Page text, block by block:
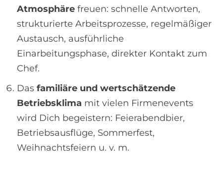
Atmosphäre freuen: schnelle Antworten,
strukturierte Arbeitsprozesse, regelmäßiger
Austausch, ausführliche
Einarbeitungsphase, direkter Kontakt zum
Chef.
Das familiäre und wertschätzende
Betriebsklima mit vielen Firmenevents
wird Dich begeistern: Feierabendbier,
Betriebsausflüge, Sommerfest,
Weihnachtsfeiern u. v. m.